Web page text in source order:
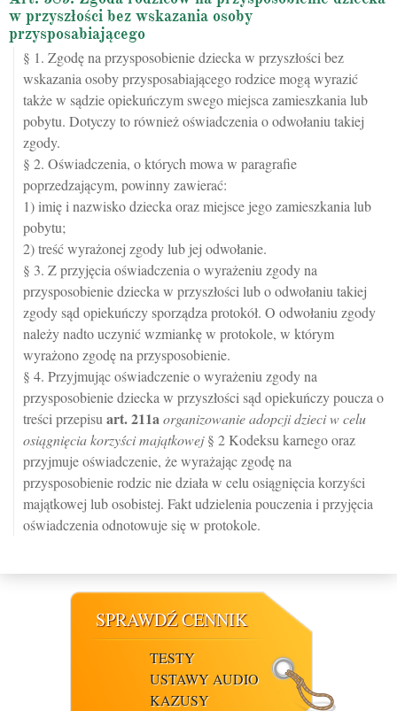
w przyszłości bez wskazania osoby
przysposabiającego
§ 1. Zgodę na przysposobienie dziecka w przyszłości bez
wskazania osoby przysposabiającego rodzice mogą wyrazić
także w sądzie opiekuńczym swego miejsca zamieszkania lub
pobytu. Dotyczy to również oświadczenia o odwołaniu takiej
zgody.
§ 2. Oświadczenia, o których mowa w paragrafie
poprzedzającym, powinny zawierać:
1) imię i nazwisko dziecka oraz miejsce jego zamieszkania lub
pobytu;
2) treść wyrażonej zgody lub jej odwołanie.
§ 3. Z przyjęcia oświadczenia o wyrażeniu zgody na
przysposobienie dziecka w przyszłości lub o odwołaniu takiej
zgody sąd opiekuńczy sporządza protokół. O odwołaniu zgody
należy nadto uczynić wzmiankę w protokole, w którym
wyrażono zgodę na przysposobienie.
§ 4. Przyjmując oświadczenie o wyrażeniu zgody na
przysposobienie dziecka w przyszłości sąd opiekuńczy poucza o
treści przepisu art.211aorganizowanie adopcji dzieci w celu
osiągnięcia korzyści majątkowej§ 2 Kodeksu karnego oraz
przyjmuje oświadczenie, że wyrażając zgodę na
przysposobienie rodzic nie działa w celu osiągnięcia korzyści
majątkowej lub osobistej. Fakt udzielenia pouczenia i przyjęcia
oświadczenia odnotowuje się w protokole.
SPRAWDŹ CENNIK
TESTY
USTAWY AUDIO
KAZUSY